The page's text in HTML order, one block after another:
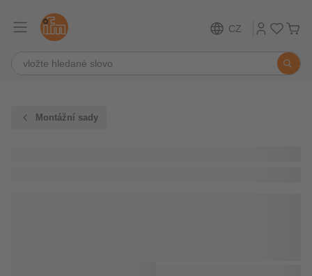
CZ
Montážní sady